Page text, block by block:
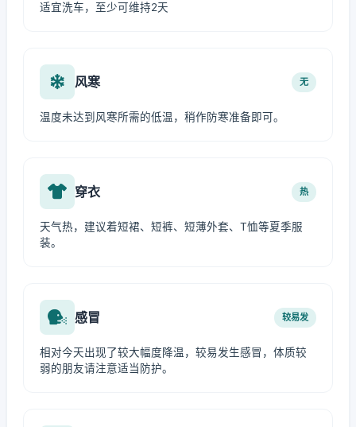
适宜洗车，至少可维持2天
风寒 无
温度未达到风寒所需的低温，稍作防寒准备即可。
穿衣 热
天气热，建议着短裙、短裤、短薄外套、T恤等夏季服
装。
感冒 较易发
相对今天出现了较大幅度降温，较易发生感冒，体质较
弱的朋友请注意适当防护。